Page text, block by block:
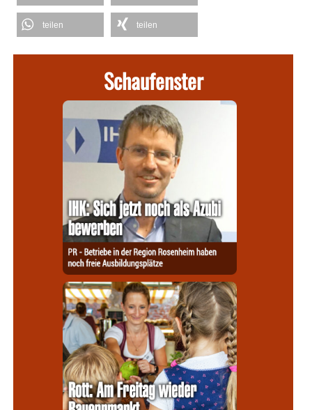
teilen teilen
Schaufenster